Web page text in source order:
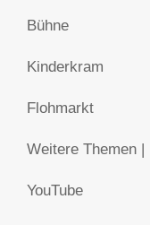
Bühne
Kinderkram
Flohmarkt
Weitere Themen |
YouTube